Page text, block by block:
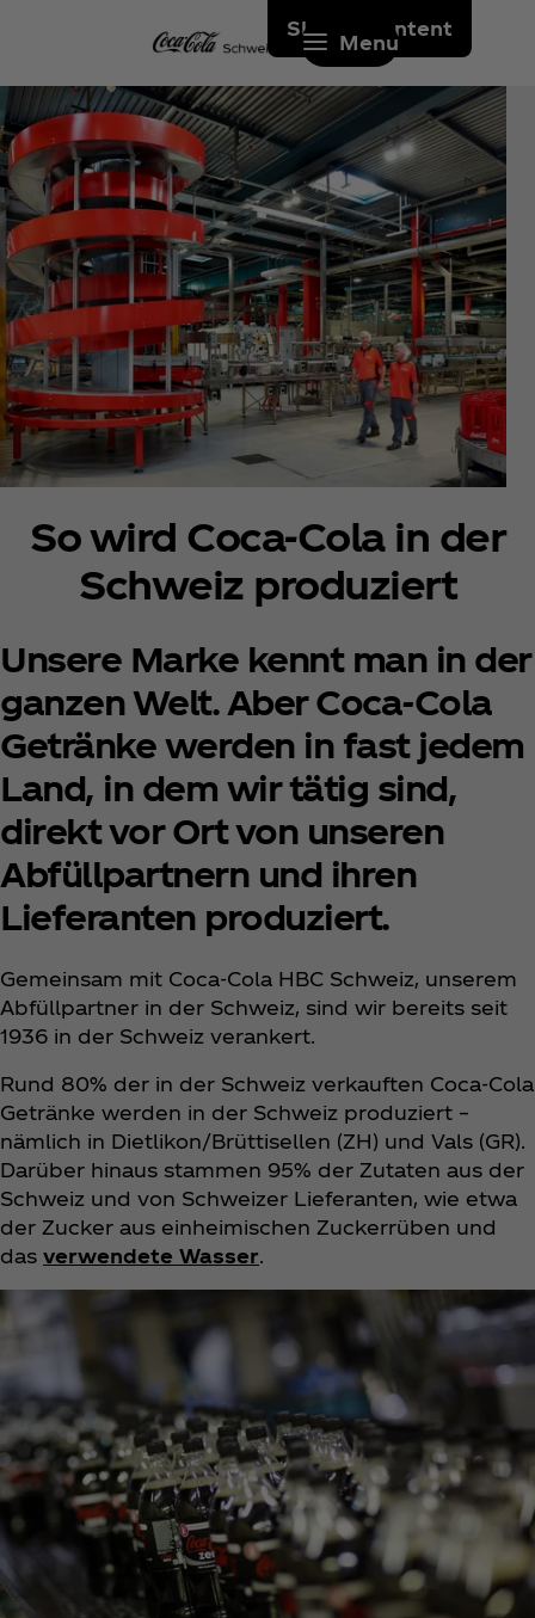
Skip to content
Menu
So wird Coca‑Cola in der
Schweiz produziert
Unsere Marke kennt man in der
ganzen Welt. Aber Coca‑Cola
Getränke werden in fast jedem
Land, in dem wir tätig sind,
direkt vor Ort von unseren
Abfüllpartnern und ihren
Lieferanten produziert.
Gemeinsam mit Coca‑Cola HBC Schweiz, unserem
Abfüllpartner in der Schweiz, sind wir bereits seit
1936 in der Schweiz verankert.
Rund 80% der in der Schweiz verkauften Coca‑Cola
Getränke werden in der Schweiz produziert –
nämlich in Dietlikon/Brüttisellen (ZH) und Vals (GR).
Darüber hinaus stammen 95% der Zutaten aus der
Schweiz und von Schweizer Lieferanten, wie etwa
der Zucker aus einheimischen Zuckerrüben und
das verwendete Wasser.